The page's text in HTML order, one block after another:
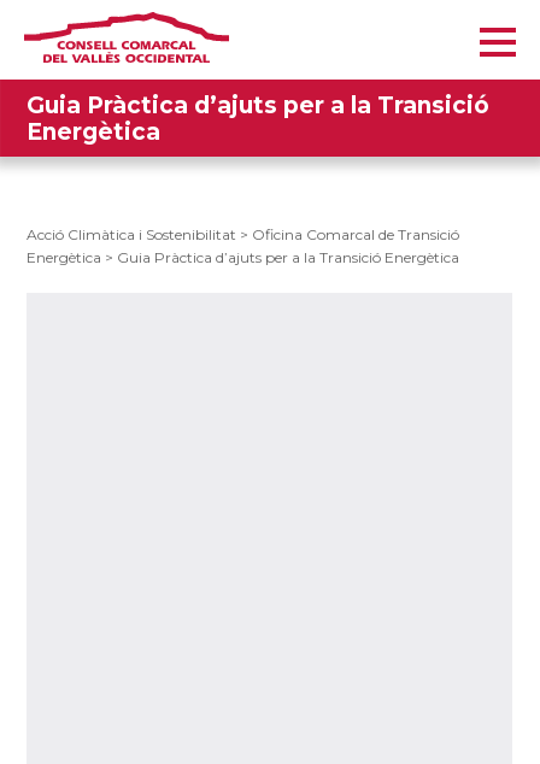
Guia Pràctica d’ajuts per a la Transició
Energètica
Acció Climàtica i Sostenibilitat > Oficina Comarcal de Transició
Energètica > Guia Pràctica d’ajuts per a la Transició Energètica